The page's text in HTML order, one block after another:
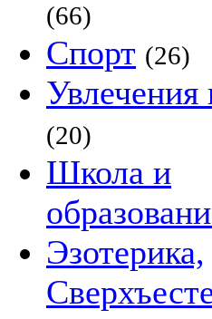
(66)
Спорт (26)
(20)
Школа и
Эзотерика,